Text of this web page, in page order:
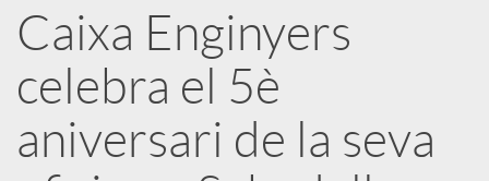
b
l
Caixa Enginyers
celebra el 5è
aniversari de la seva